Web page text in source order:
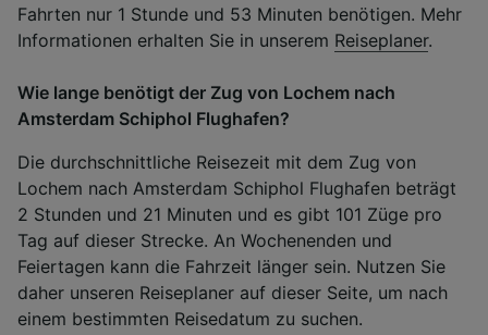
Fahrten nur 1 Stunde und 53 Minuten benötigen. Mehr
Informationen erhalten Sie in unserem Reiseplaner.
Wie lange benötigt der Zug von Lochem nach
Amsterdam Schiphol Flughafen?
Die durchschnittliche Reisezeit mit dem Zug von
Lochem nach Amsterdam Schiphol Flughafen beträgt
2 Stunden und 21 Minuten und es gibt 101 Züge pro
Tag auf dieser Strecke. An Wochenenden und
Feiertagen kann die Fahrzeit länger sein. Nutzen Sie
daher unseren Reiseplaner auf dieser Seite, um nach
einem bestimmten Reisedatum zu suchen.